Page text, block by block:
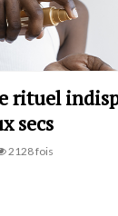
rituel
secs
2128 fois